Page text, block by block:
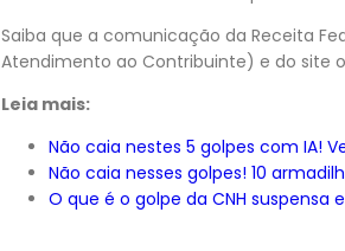
Saiba que a comunicação da Receita
Atendimento ao Contribuinte) e do site
Leia mais:
Não caia nestes 5 golpes com IA!
Não caia nesses golpes! 10
O que é o golpe da CNH suspensa